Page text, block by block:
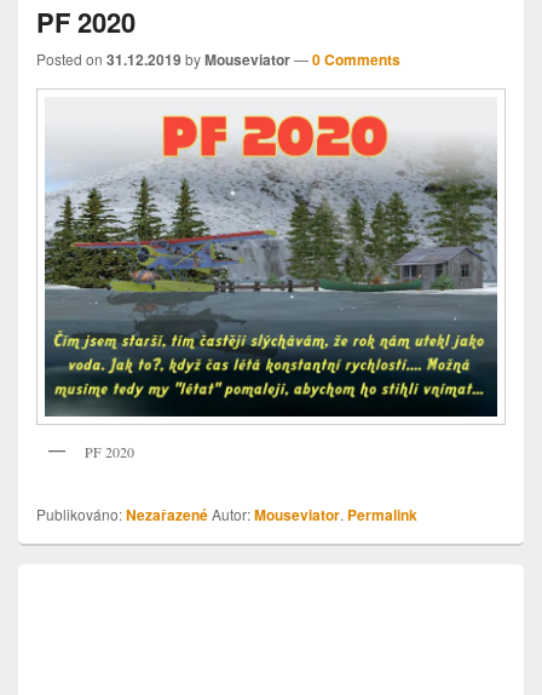
PF 2020
Posted on 31.12.2019byMouseviator—0 Comments
PF 2020
Publikováno:NezařazenéAutor:Mouseviator. Permalink